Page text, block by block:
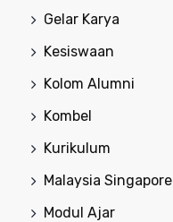
Gelar Karya
Kesiswaan
Kolom Alumni
Kombel
Kurikulum
Malaysia Singapore
Modul Ajar